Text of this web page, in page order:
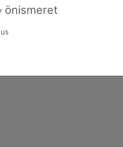
önismeret